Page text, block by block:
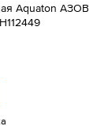
Aquaton АЗОВ